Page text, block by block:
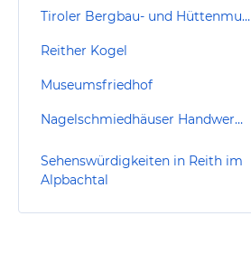
Tiroler Bergbau- und Hüttenmuseum
Reither Kogel
Museumsfriedhof
Nagelschmiedhäuser Handwerkskunst-Museum
Sehenswürdigkeiten in Reith im
Alpbachtal